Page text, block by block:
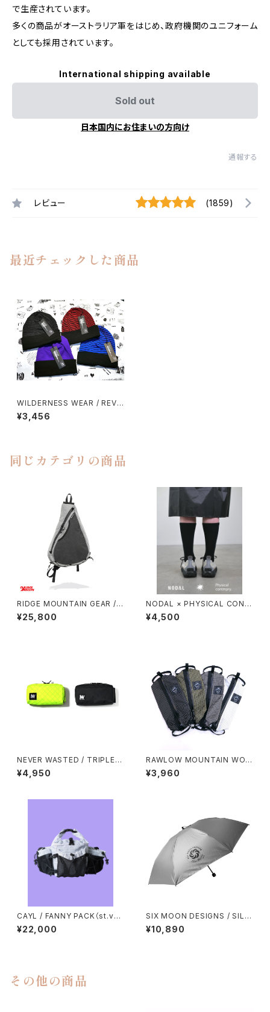
で生産されています。
多くの商品がオーストラリア軍をはじめ、政府機関のユニフォーム
としても採用されています。
International shipping available
Sold out
日本国内にお住まいの方向け
通報する
レビュー (1859)
最近チェックした商品
WILDERNESS WEAR / REVE
RSIBLE CAP
¥3,456
同じカテゴリの商品
RIDGE MOUNTAIN GEAR / S
ASH PACK
¥25,800
NODAL × PHYSICAL CONT
MPRY.
¥4,500
NEVER WASTED / TRIPLEY
ES（ECOPAK）
¥4,950
RAWLOW MOUNTAIN WOR
KS / STORAGE SACK（S）
¥3,960
CAYL / FANNY PACK（st.vall
ey house exclusive mode
l）
¥22,000
SIX MOON DESIGNS / SILV
ER SHADOW MINI UMBREL
LA
¥10,890
その他の商品